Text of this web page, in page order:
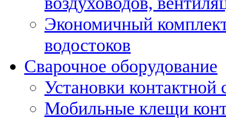
Экономичный
водостоков
Сварочное оборудование
Установки
Мобильные клещи